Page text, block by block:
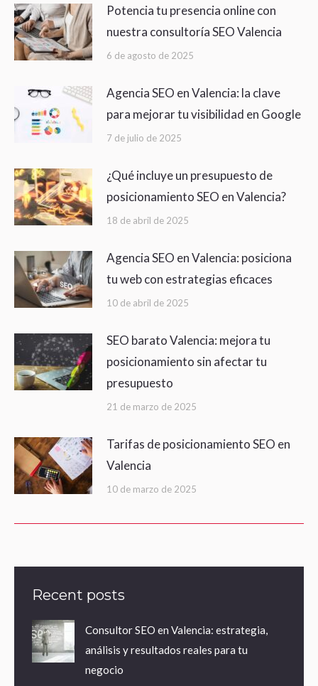
Potencia tu presencia online con
nuestra consultoría SEO Valencia
6 de agosto de 2025
Agencia SEO en Valencia: la clave
para mejorar tu visibilidad en Google
7 de julio de 2025
¿Qué incluye un presupuesto de
posicionamiento SEO en Valencia?
18 de abril de 2025
Agencia SEO en Valencia: posiciona
tu web con estrategias eficaces
10 de abril de 2025
SEO barato Valencia: mejora tu
posicionamiento sin afectar tu
presupuesto
21 de marzo de 2025
Tarifas de posicionamiento SEO en
Valencia
10 de marzo de 2025
Recent posts
Consultor SEO en Valencia: estrategia,
análisis y resultados reales para tu
negocio